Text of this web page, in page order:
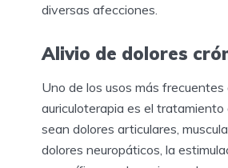
diversas afecciones.
Alivio de dolores
Uno de los usos más frecuentes
auriculoterapia es el tratamiento
sean dolores articulares,
dolores neuropáticos, la